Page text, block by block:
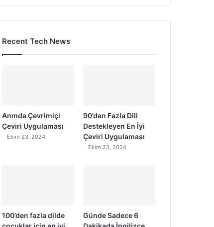
Recent Tech News
Anında Çevrimiçi
Çeviri Uygulaması
Ekim 23, 2024
90’dan Fazla Dili
Destekleyen En İyi
Çeviri Uygulaması
Ekim 23, 2024
100’den fazla dilde
Günde Sadece 6